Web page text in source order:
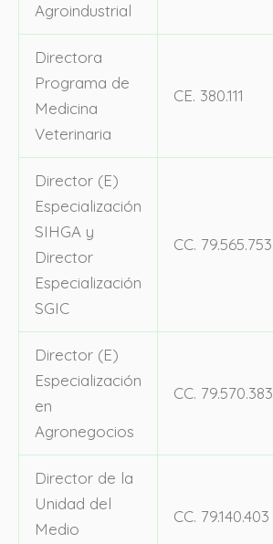
Agroindustrial
Directora
Programa de
Medicina
Veterinaria
CE. 380.111
Director (E)
Especialización
SIHGA y
Director
Especialización
SGIC
CC. 79.565.753
Director (E)
Especialización
en
Agronegocios
CC. 79.570.383
Director de la
Unidad del
Medio
CC. 79.140.403